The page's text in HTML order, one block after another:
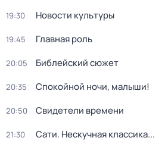
19:30 Новости культуры
19:45 Главная роль
20:05 Библейский сюжет
20:35 Спокойной ночи, малыши!
20:50 Свидетели времени
21:30 Сати. Нескучная классика...